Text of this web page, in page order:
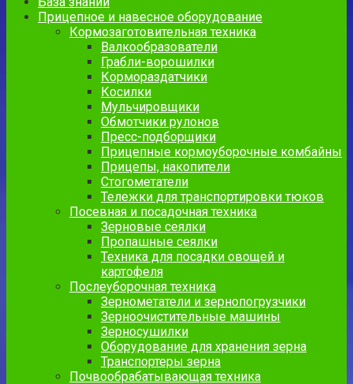
Прицепное и навесное оборудование
Кормозаготовительная техника
Валкообразователи
Грабли-ворошилки
Кормораздатчики
Косилки
Мульчировщики
Обмотчики рулонов
Пресс-подборщики
Прицепные кормоуборочные комбайны
Прицепы, накопители
Стогометатели
Тележки для транспортировки тюков
Посевная и посадочная техника
Зерновые сеялки
Пропашные сеялки
Техника для посадки овощей и
картофеля
Послеуборочная техника
Зернометатели и зернопогрузчики
Зерноочистительные машины
Зерносушилки
Оборудование для хранения зерна
Транспортеры зерна
Почвообрабатывающая техника